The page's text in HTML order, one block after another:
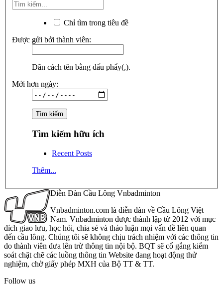
Chỉ tìm trong tiêu đề
Được gửi bởi thành viên:
Dãn cách tên bằng dấu phẩy(,).
Mới hơn ngày:
Tìm kiếm hữu ích
Recent Posts
Thêm...
Diễn Đàn Cầu Lông Vnbadminton
Vnbadminton.com là diễn đàn về Cầu Lông Việt
Nam. Vnbadminton được thành lập từ 2012 với mục
đích giao lưu, học hỏi, chia sẻ và thảo luận mọi vấn đề liên quan
đến cầu lông. Chúng tôi sẽ không chịu trách nhiệm với các thông tin
do thành viên đưa lên trừ thông tin nội bộ. BQT sẽ cố gắng kiểm
soát chặt chẽ các luồng thông tin Website đang hoạt động thử
nghiệm, chờ giấy phép MXH của Bộ TT & TT.
Follow us